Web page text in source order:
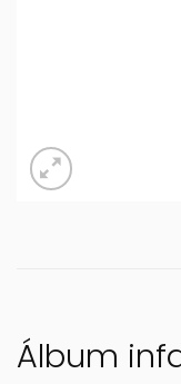
Álbum